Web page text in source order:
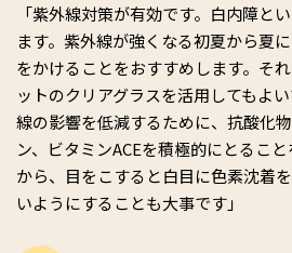
「紫外線対策が有効です。白内障と
ます。紫外線が強くなる初夏から夏
をかけることをおすすめします。そ
ットのクリアグラスを活用してもよ
線の影響を低減するために、抗酸化
ン、ビタミンACEを積極的にとるこ
から、目をこすると白目に色素沈着
いようにすることも大事です」